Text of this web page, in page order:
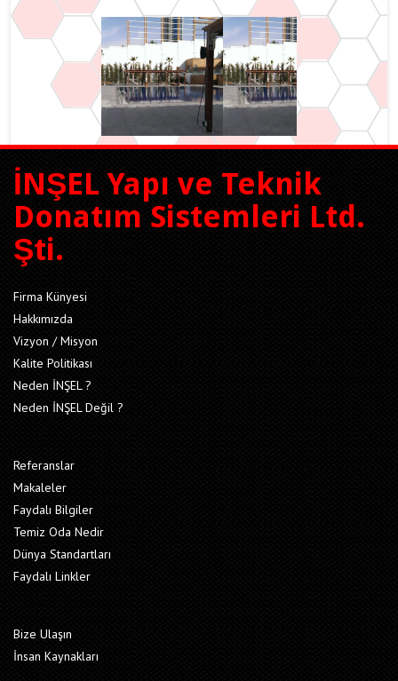
İNŞEL Yapı ve Teknik
Donatım Sistemleri Ltd.
Şti.
Firma Künyesi
Hakkımızda
Vizyon / Misyon
Kalite Politikası
Neden İNŞEL ?
Neden İNŞEL Değil ?
Referanslar
Makaleler
Faydalı Bilgiler
Temiz Oda Nedir
Dünya Standartları
Faydalı Linkler
Bize Ulaşın
İnsan Kaynakları